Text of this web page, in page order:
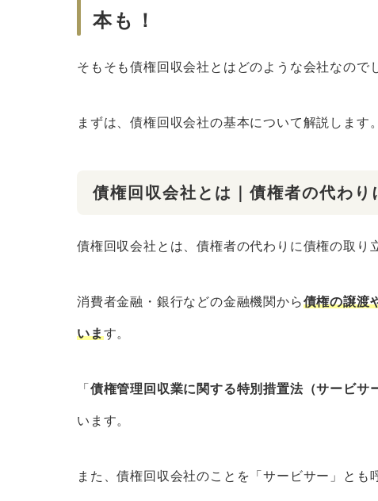
本も！
そもそも債権回収会社とはどのような会社なので
まずは、債権回収会社の基本について解説します。
債権回収会社とは｜債権者の代わ
債権回収会社とは、債権者の代わりに債権の取り
消費者金融・銀行などの金融機関から債権の譲渡
います。
「 債権管理回収業に関する特別措置法（サービサ
います。
また、債権回収会社のことを「サービサー」とも